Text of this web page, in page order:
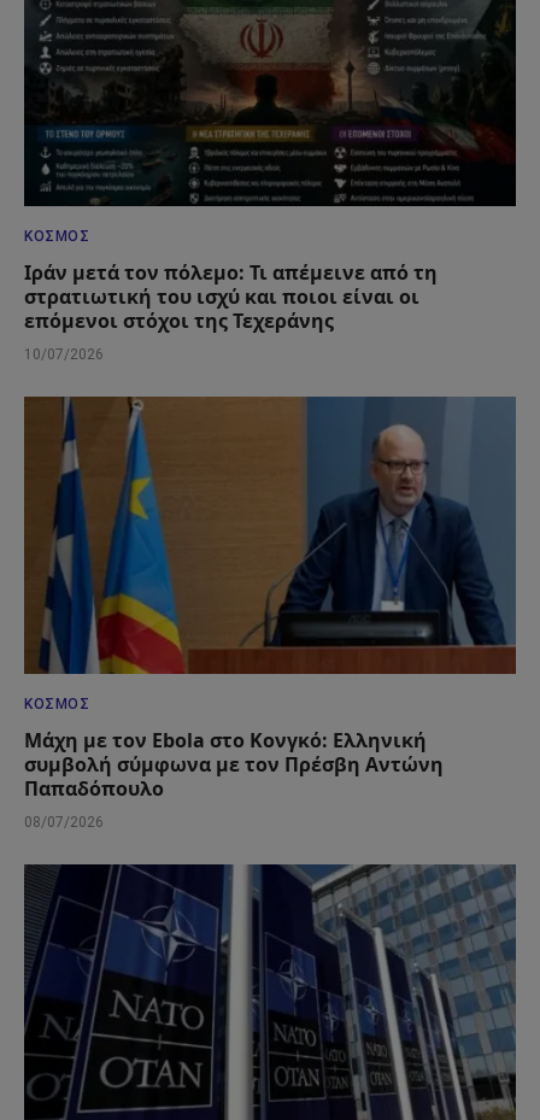
ΚΌΣΜΟΣ
Ιράν μετά τον πόλεμο: Τι απέμεινε από τη
στρατιωτική του ισχύ και ποιοι είναι οι
επόμενοι στόχοι της Τεχεράνης
10/07/2026
ΚΌΣΜΟΣ
Μάχη με τον Ebola στο Κονγκό: Ελληνική
συμβολή σύμφωνα με τον Πρέσβη Αντώνη
Παπαδόπουλο
08/07/2026